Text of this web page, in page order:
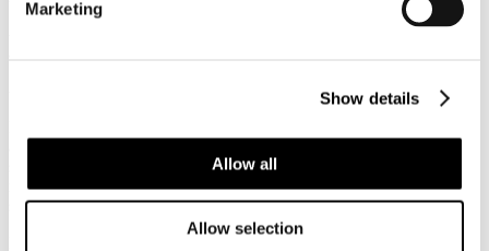
Marketing
Show details
Allow all
Allow selection
- concreti percorsi di carriera anche rapidi perché meritocratici
- prospettive di carriera analoghe per uomini e donne.
specifico, il comparto della ricettività lamentano la mancanza di
risorse che scelgono questo settore e comparto per passione e per
soddisfare delle ambizioni professionali.